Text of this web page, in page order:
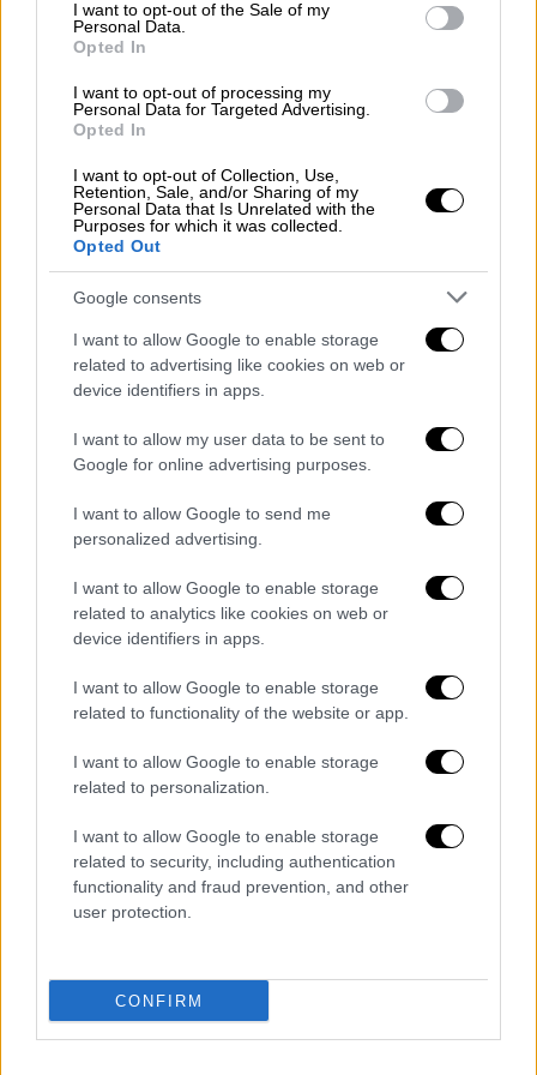
I want to opt-out of the Sale of my
Personal Data.
Opted In
I want to opt-out of processing my
Personal Data for Targeted Advertising.
Opted In
I want to opt-out of Collection, Use,
Retention, Sale, and/or Sharing of my
Personal Data that Is Unrelated with the
Purposes for which it was collected.
Opted Out
Google consents
I want to allow Google to enable storage
related to advertising like cookies on web or
device identifiers in apps.
I want to allow my user data to be sent to
Google for online advertising purposes.
I want to allow Google to send me
personalized advertising.
I want to allow Google to enable storage
related to analytics like cookies on web or
device identifiers in apps.
I want to allow Google to enable storage
related to functionality of the website or app.
I want to allow Google to enable storage
related to personalization.
I want to allow Google to enable storage
related to security, including authentication
functionality and fraud prevention, and other
user protection.
CONFIRM
δίωξη μου χρησιμοποιήθηκε στις
περιφερειακές αλλά και στις εθνικές
απόπειρα απροκάλυπτης δολοφονίας
χαρακτήρα», σημείωσε χαρακτηριστικά και
συνέχισε:
«Όσον αφορά το σκέλος της σημερινής
απόφασης που σχετίζεται με τα στελέχη της
βαθμό θα αναδειχθεί πλήρως ότι
ανταποκρίθηκαν στα καθήκοντά τους όπως
άλλωστε κρίθηκε και από τα πορίσματα των
σχετικών διοικητικών ελέγχων».
«Και σήμερα λοιπόν η σκέψη όλων βρίσκεται
τους. Και ο ειλικρινέστερος τρόπος να
τιμήσουμε τη μνήμη τους περνάει μέσα από
τις πρωτοβουλίες όλων όσοι έχουμε θέση
ευθύνης. Θα ήθελα να ευχαριστήσω όλους
τους πολίτες που με στήριξαν, τις
συντρόφισσες και τους συντρόφους του
κόμματός μου καθώς και τον Πρόεδρο για
περιέβαλε», κατέληξε.
Στις 23 Ιουνίου οι ποινές
Στις 23 Ιουνίου θα αποφασίσει το
δικαστήριο επί των ποινών που θα
πλημμύρατηςΜάνδρας
Οισυνήγοροι τουςζήτησαν από το